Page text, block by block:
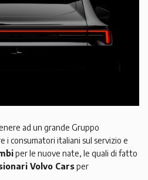
ad un grande Gruppo
i consumatori italiani sul servizio e
per le nuove nate, le quali di fatto
Volvo Carsper